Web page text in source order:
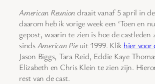
American Reuniondraait vanaf 5 april in
daarom heb ik vorige week een ‘Toen en
gepost, waarin te zien is hoe de castleden
sindsAmerican Pieuit 1999. Klik hier voor
Jason Biggs, Tara Reid, Eddie Kaye
Elizabeth en Chris Klein te zien zijn.
rest van de cast.